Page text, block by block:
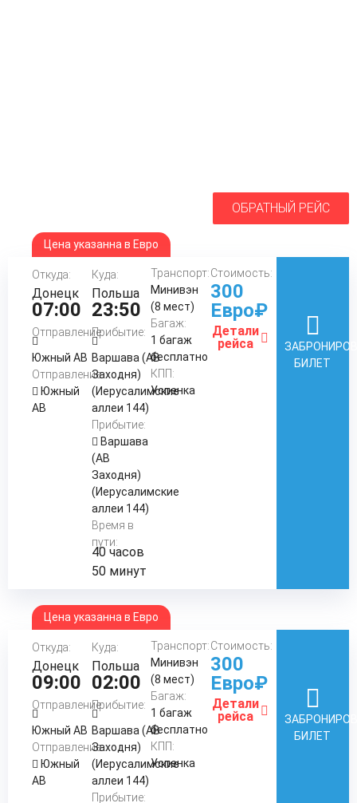
ОБРАТНЫЙ РЕЙС
Цена указанна в Евро
Откуда:
Донецк
07:00
Отправление:
Южный АВ
Отправление:
Южный
АВ
Куда:
Польша
23:50
Прибытие:
Варшава (АВ
Заходня)
(Иерусалимские
аллеи 144)
Прибытие:
Варшава
(АВ
Заходня)
(Иерусалимские
аллеи 144)
Время в
пути:
40 часов
50 минут
Транспорт:
Минивэн
(8 мест)
Багаж:
1 багаж
бесплатно
КПП:
Успенка
Стоимость:
300
Евро₽
Детали
рейса
БИЛЕТ
Цена указанна в Евро
Откуда:
Донецк
09:00
Отправление:
Южный АВ
Отправление:
Южный
АВ
Куда:
Польша
02:00
Прибытие:
Варшава (АВ
Заходня)
(Иерусалимские
аллеи 144)
Прибытие:
Транспорт:
Минивэн
(8 мест)
Багаж:
1 багаж
бесплатно
КПП:
Успенка
Стоимость:
300
Евро₽
Детали
рейса
БИЛЕТ